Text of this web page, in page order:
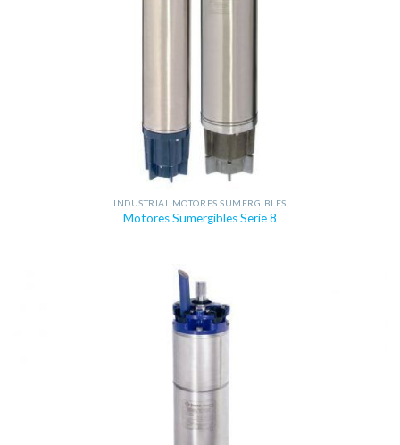
INDUSTRIAL MOTORES SUMERGIBLES
Motores Sumergibles Serie 8